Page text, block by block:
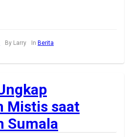
By Larry In Berita
Mistis saat
Sumala